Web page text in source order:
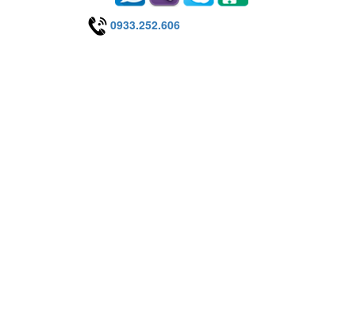
0933.252.606